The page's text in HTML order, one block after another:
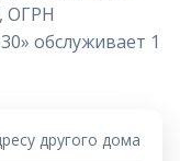
ОГРН
обслуживает 1
другого дома